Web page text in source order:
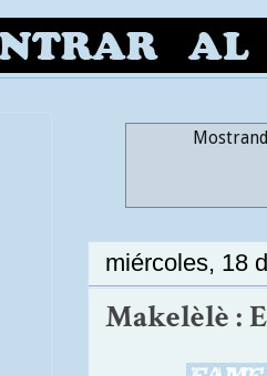
miércoles, 18
Makelèlè :